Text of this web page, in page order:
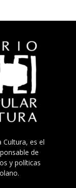
Cultura, es el
de
y políticas